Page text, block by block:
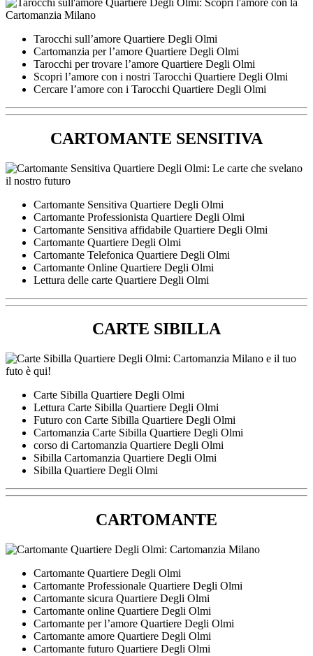
Tarocchi sull’amore Quartiere Degli Olmi
Cartomanzia per l’amore Quartiere Degli Olmi
Tarocchi per trovare l’amore Quartiere Degli Olmi
Scopri l’amore con i nostri Tarocchi Quartiere Degli Olmi
Cercare l’amore con i Tarocchi Quartiere Degli Olmi
CARTOMANTE SENSITIVA
Cartomante Sensitiva Quartiere Degli Olmi
Cartomante Professionista Quartiere Degli Olmi
Cartomante Sensitiva affidabile Quartiere Degli Olmi
Cartomante Quartiere Degli Olmi
Cartomante Telefonica Quartiere Degli Olmi
Cartomante Online Quartiere Degli Olmi
Lettura delle carte Quartiere Degli Olmi
CARTE SIBILLA
Carte Sibilla Quartiere Degli Olmi
Lettura Carte Sibilla Quartiere Degli Olmi
Futuro con Carte Sibilla Quartiere Degli Olmi
Cartomanzia Carte Sibilla Quartiere Degli Olmi
corso di Cartomanzia Quartiere Degli Olmi
Sibilla Cartomanzia Quartiere Degli Olmi
Sibilla Quartiere Degli Olmi
CARTOMANTE
Cartomante Quartiere Degli Olmi
Cartomante Professionale Quartiere Degli Olmi
Cartomante sicura Quartiere Degli Olmi
Cartomante online Quartiere Degli Olmi
Cartomante per l’amore Quartiere Degli Olmi
Cartomante amore Quartiere Degli Olmi
Cartomante futuro Quartiere Degli Olmi